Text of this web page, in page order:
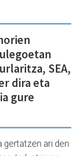
SEA,
dira eta
gure
gertatzen ari den